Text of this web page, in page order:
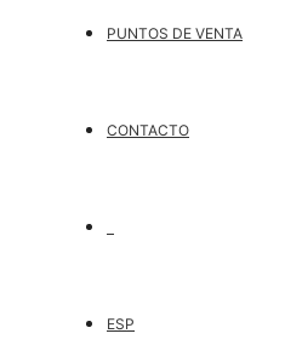
PUNTOS DE VENTA
CONTACTO
ESP